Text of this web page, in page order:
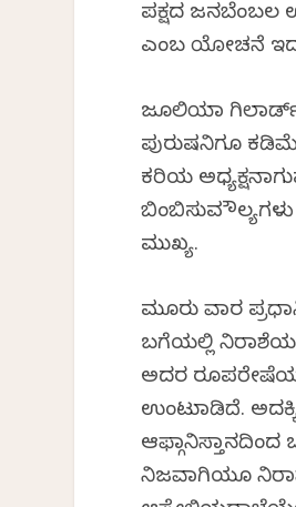
ಪಕ್ಷದ ಜನಬೆಂಬಲ
ಎಂಬ ಯೋಚನೆ ಇದರ
ಜೂಲಿಯಾ ಗಿಲಾರ್ಡ್
ಪುರುಷನಿಗೂ ಕಡಿಮೆ
ಕರಿಯ
ಬಿಂಬಿಸುವ
ಮುಖ್ಯ.
ಮೂರು ವಾರ
ಬಗೆಯಲ್ಲಿ
ಅದರ
ಉಂಟುಮಾಡಿದೆ.
ಆಫ್ಗಾನಿಸ್ತಾನದಿಂದ
ನಿಜವಾಗಿಯೂ